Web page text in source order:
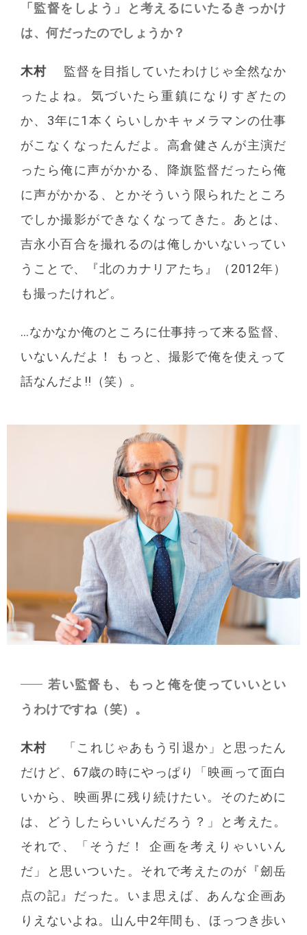
「監督をしよう」と考えるにいたるきっかけ
は、何だったのでしょうか？
木村
監督を目指していたわけじゃ全然なか
ったよね。気づいたら重鎮になりすぎたの
か、3年に1本くらいしかキャメラマンの仕事
がこなくなったんだよ。高倉健さんが主演だ
ったら俺に声がかかる、降旗監督だったら俺
に声がかかる、とかそういう限られたところ
でしか撮影ができなくなってきた。あとは、
吉永小百合を撮れるのは俺しかいないってい
うことで、『北のカナリアたち』（2012年）
も撮ったけれど。
…なかなか俺のところに仕事持って来る監督、
いないんだよ！ もっと、撮影で俺を使えって
話なんだよ!!（笑）。
若い監督も、もっと俺を使っていいとい
うわけですね（笑）。
木村
「これじゃあもう引退か」と思ったん
だけど、67歳の時にやっぱり「映画って面白
いから、映画界に残り続けたい。そのために
は、どうしたらいいんだろう？」と考えた。
それで、「そうだ！ 企画を考えりゃいいん
だ」と思いついた。それで考えたのが『劒岳
点の記』だった。いま思えば、あんな企画あ
りえないよね。山ん中2年間も、ほっつき歩い